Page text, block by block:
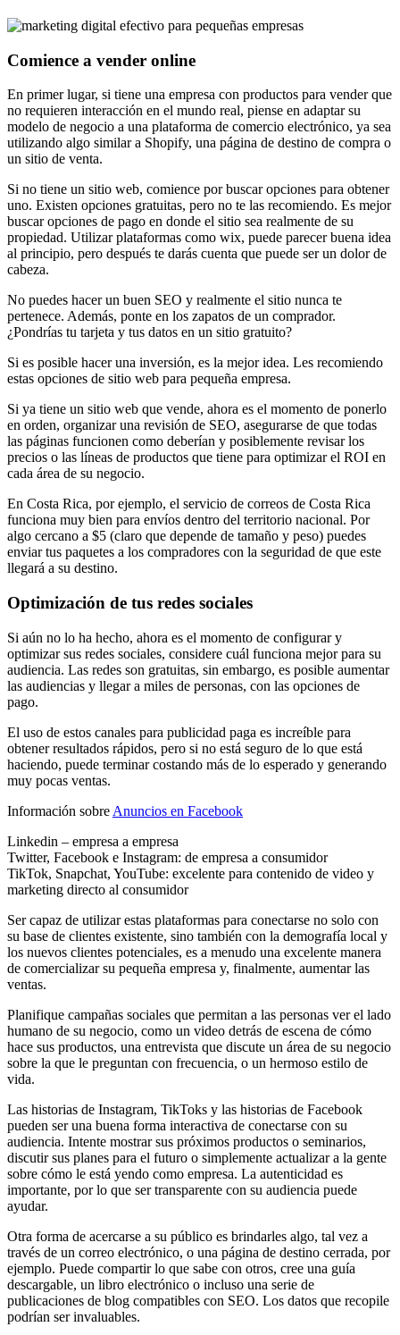
Comience a vender online
En primer lugar, si tiene una empresa con productos para vender que
no requieren interacción en el mundo real, piense en adaptar su
modelo de negocio a una plataforma de comercio electrónico, ya sea
utilizando algo similar a Shopify, una página de destino de compra o
un sitio de venta.
Si no tiene un sitio web, comience por buscar opciones para obtener
uno. Existen opciones gratuitas, pero no te las recomiendo. Es mejor
buscar opciones de pago en donde el sitio sea realmente de su
propiedad. Utilizar plataformas como wix, puede parecer buena idea
al principio, pero después te darás cuenta que puede ser un dolor de
cabeza.
No puedes hacer un buen SEO y realmente el sitio nunca te
pertenece. Además, ponte en los zapatos de un comprador.
¿Pondrías tu tarjeta y tus datos en un sitio gratuito?
Si es posible hacer una inversión, es la mejor idea. Les recomiendo
estas opciones de sitio web para pequeña empresa.
Si ya tiene un sitio web que vende, ahora es el momento de ponerlo
en orden, organizar una revisión de SEO, asegurarse de que todas
las páginas funcionen como deberían y posiblemente revisar los
precios o las líneas de productos que tiene para optimizar el ROI en
cada área de su negocio.
En Costa Rica, por ejemplo, el servicio de correos de Costa Rica
funciona muy bien para envíos dentro del territorio nacional. Por
algo cercano a $5 (claro que depende de tamaño y peso) puedes
enviar tus paquetes a los compradores con la seguridad de que este
llegará a su destino.
Optimización de tus redes sociales
Si aún no lo ha hecho, ahora es el momento de configurar y
optimizar sus redes sociales, considere cuál funciona mejor para su
audiencia. Las redes son gratuitas, sin embargo, es posible aumentar
las audiencias y llegar a miles de personas, con las opciones de
pago.
El uso de estos canales para publicidad paga es increíble para
obtener resultados rápidos, pero si no está seguro de lo que está
haciendo, puede terminar costando más de lo esperado y generando
muy pocas ventas.
Información sobre Anuncios en Facebook
Linkedin – empresa a empresa
Twitter, Facebook e Instagram: de empresa a consumidor
TikTok, Snapchat, YouTube: excelente para contenido de video y
marketing directo al consumidor
Ser capaz de utilizar estas plataformas para conectarse no solo con
su base de clientes existente, sino también con la demografía local y
los nuevos clientes potenciales, es a menudo una excelente manera
de comercializar su pequeña empresa y, finalmente, aumentar las
ventas.
Planifique campañas sociales que permitan a las personas ver el lado
humano de su negocio, como un video detrás de escena de cómo
hace sus productos, una entrevista que discute un área de su negocio
sobre la que le preguntan con frecuencia, o un hermoso estilo de
vida.
Las historias de Instagram, TikToks y las historias de Facebook
pueden ser una buena forma interactiva de conectarse con su
audiencia. Intente mostrar sus próximos productos o seminarios,
discutir sus planes para el futuro o simplemente actualizar a la gente
sobre cómo le está yendo como empresa. La autenticidad es
importante, por lo que ser transparente con su audiencia puede
ayudar.
Otra forma de acercarse a su público es brindarles algo, tal vez a
través de un correo electrónico, o una página de destino cerrada, por
ejemplo. Puede compartir lo que sabe con otros, cree una guía
descargable, un libro electrónico o incluso una serie de
publicaciones de blog compatibles con SEO. Los datos que recopile
podrían ser invaluables.